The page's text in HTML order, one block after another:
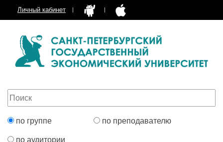
Личный кабинет
по группе по преподавателю
по аудитории